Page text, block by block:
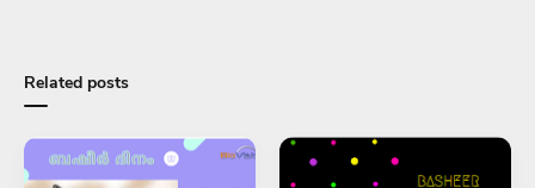
Related posts